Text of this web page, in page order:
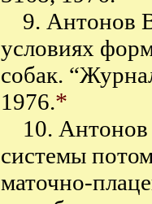
9. Антонов
условиях
собак.
1976.*
10.
системы
маточно-